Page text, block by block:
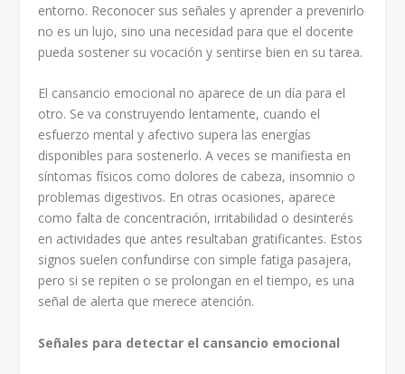
entorno. Reconocer sus señales y aprender a prevenirlo
no es un lujo, sino una necesidad para que el docente
pueda sostener su vocación y sentirse bien en su tarea.
El cansancio emocional no aparece de un día para el
otro. Se va construyendo lentamente, cuando el
esfuerzo mental y afectivo supera las energías
disponibles para sostenerlo. A veces se manifiesta en
síntomas físicos como dolores de cabeza, insomnio o
problemas digestivos. En otras ocasiones, aparece
como falta de concentración, irritabilidad o desinterés
en actividades que antes resultaban gratificantes. Estos
signos suelen confundirse con simple fatiga pasajera,
pero si se repiten o se prolongan en el tiempo, es una
señal de alerta que merece atención.
Señales para detectar el cansancio emocional